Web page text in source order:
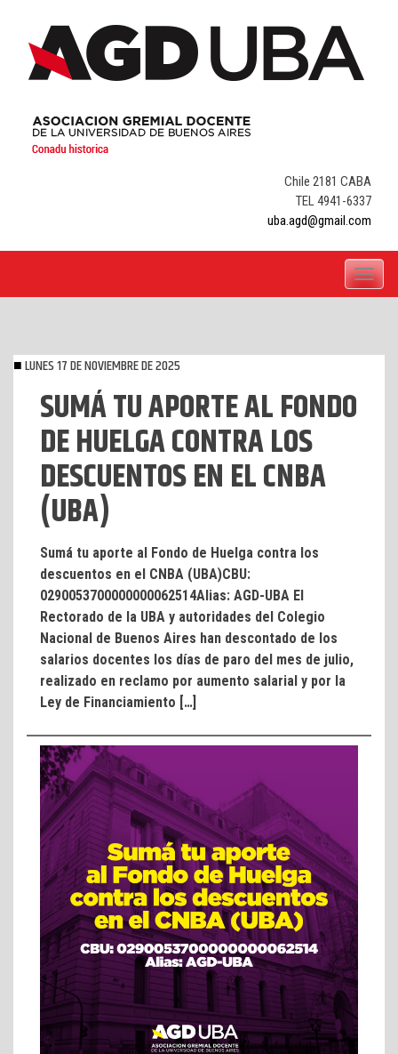
content
Chile 2181 CABA
TEL 4941-6337
uba.agd@gmail.com
Toggle
LUNES 17 DE NOVIEMBRE DE 2025
SUMÁ TU APORTE AL FONDO
DE HUELGA CONTRA LOS
DESCUENTOS EN EL CNBA
(UBA)
Sumá tu aporte al Fondo de Huelga contra los
descuentos en el CNBA (UBA)CBU:
0290053700000000062514Alias: AGD-UBA El
Rectorado de la UBA y autoridades del Colegio
Nacional de Buenos Aires han descontado de los
salarios docentes los días de paro del mes de julio,
realizado en reclamo por aumento salarial y por la
Ley de Financiamiento […]